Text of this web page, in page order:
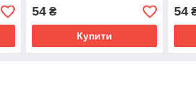
54₴
Купити
54